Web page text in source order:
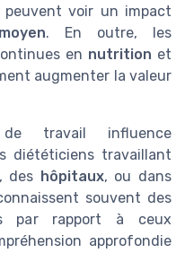
peuvent voir un impact
. En outre, les
en nutrition et
augmenter la valeur
de travail influence
diététiciens travaillant
des hôpitaux, ou dans
souvent des
par rapport à ceux
approfondie